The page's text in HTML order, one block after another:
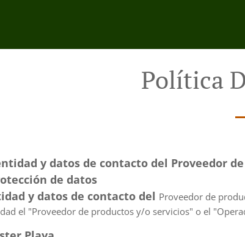
Política
y datos de contacto del Proveedor
de datos
y datos de contacto del Proveedor de
el "Proveedor de productos y/o servicios" o el